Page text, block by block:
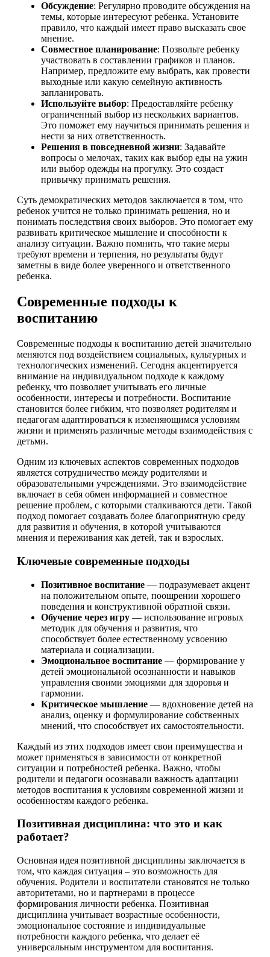
Обсуждение: Регулярно проводите обсуждения на
темы, которые интересуют ребенка. Установите
правило, что каждый имеет право высказать свое
мнение.
Совместное планирование: Позвольте ребенку
участвовать в составлении графиков и планов.
Например, предложите ему выбрать, как провести
выходные или какую семейную активность
запланировать.
Используйте выбор: Предоставляйте ребенку
ограниченный выбор из нескольких вариантов.
Это поможет ему научиться принимать решения и
нести за них ответственность.
Решения в повседневной жизни: Задавайте
вопросы о мелочах, таких как выбор еды на ужин
или выбор одежды на прогулку. Это создаст
привычку принимать решения.
Суть демократических методов заключается в том, что
ребенок учится не только принимать решения, но и
понимать последствия своих выборов. Это помогает ему
развивать критическое мышление и способности к
анализу ситуации. Важно помнить, что такие меры
требуют времени и терпения, но результаты будут
заметны в виде более уверенного и ответственного
ребенка.
Современные подходы к
воспитанию
Современные подходы к воспитанию детей значительно
меняются под воздействием социальных, культурных и
технологических изменений. Сегодня акцентируется
внимание на индивидуальном подходе к каждому
ребенку, что позволяет учитывать его личные
особенности, интересы и потребности. Воспитание
становится более гибким, что позволяет родителям и
педагогам адаптироваться к изменяющимся условиям
жизни и применять различные методы взаимодействия с
детьми.
Одним из ключевых аспектов современных подходов
является сотрудничество между родителями и
образовательными учреждениями. Это взаимодействие
включает в себя обмен информацией и совместное
решение проблем, с которыми сталкиваются дети. Такой
подход помогает создавать более благоприятную среду
для развития и обучения, в которой учитываются
мнения и переживания как детей, так и взрослых.
Ключевые современные подходы
Позитивное воспитание — подразумевает акцент
на положительном опыте, поощрении хорошего
поведения и конструктивной обратной связи.
Обучение через игру — использование игровых
методик для обучения и развития, что
способствует более естественному усвоению
материала и социализации.
Эмоциональное воспитание — формирование у
детей эмоциональной осознанности и навыков
управления своими эмоциями для здоровья и
гармонии.
Критическое мышление — вдохновение детей на
анализ, оценку и формулирование собственных
мнений, что способствует их самостоятельности.
Каждый из этих подходов имеет свои преимущества и
может применяться в зависимости от конкретной
ситуации и потребностей ребенка. Важно, чтобы
родители и педагоги осознавали важность адаптации
методов воспитания к условиям современной жизни и
особенностям каждого ребенка.
Позитивная дисциплина: что это и как
работает?
Основная идея позитивной дисциплины заключается в
том, что каждая ситуация – это возможность для
обучения. Родители и воспитатели становятся не только
авторитетами, но и партнерами в процессе
формирования личности ребенка. Позитивная
дисциплина учитывает возрастные особенности,
эмоциональное состояние и индивидуальные
потребности каждого ребенка, что делает её
универсальным инструментом для воспитания.